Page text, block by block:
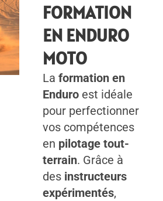
FORMATION
EN ENDURO
MOTO
Laformation en
Enduro est idéale
pour perfectionner
vos compétences
en pilotage tout-
terrain. Grâce à
des instructeurs
expérimentés,